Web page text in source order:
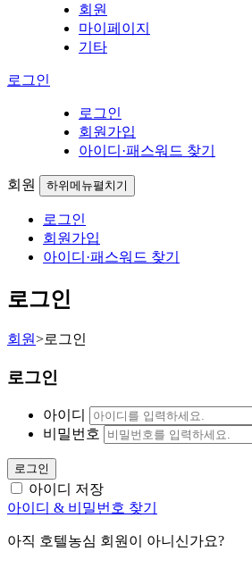
회원
마이페이지
기타
로그인
로그인
회원가입
아이디·패스워드 찾기
회원 하위메뉴펼치기
로그인
회원가입
아이디·패스워드 찾기
로그인
회원>로그인
로그인
아이디
비밀번호
로그인
아이디 저장
아이디 & 비밀번호 찾기
아직 호텔농심 회원이 아니신가요?